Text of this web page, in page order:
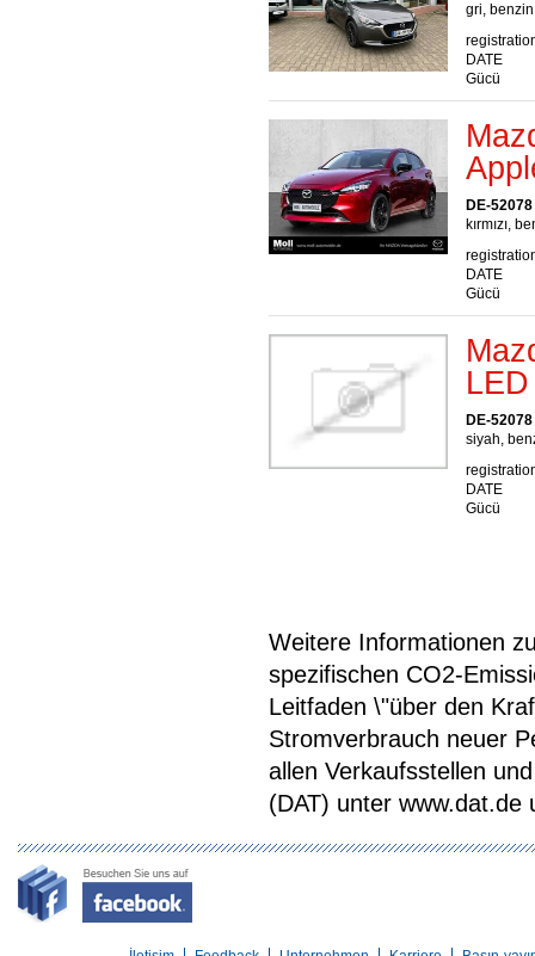
gri,
DATE
Gücü
DE-
kırmızı,
DATE
Gücü
DE-
siyah,
DATE
Gücü
Weitere Informationen
spezifischen CO2-
Leitfaden \"über den
Stromverbrauch neuer
allen Verkaufsstellen
(DAT) unter www.dat.de